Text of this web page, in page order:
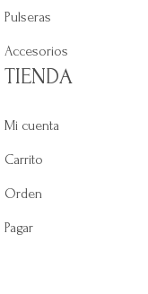
Pulseras
Accesorios
TIENDA
Mi cuenta
Carrito
Orden
Pagar